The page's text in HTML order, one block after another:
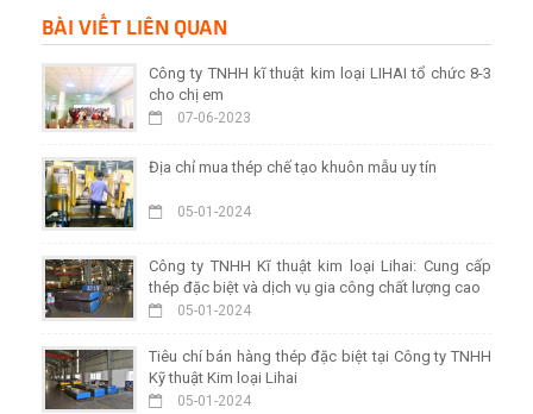
BÀI VIẾT LIÊN QUAN
Công ty TNHH kĩ thuật kim loại LIHAI tổ chức 8-3
cho chị em
07-06-2023
Địa chỉ mua thép chế tạo khuôn mẫu uy tín
05-01-2024
Công ty TNHH Kĩ thuật kim loại Lihai: Cung cấp
thép đặc biệt và dịch vụ gia công chất lượng cao
05-01-2024
Tiêu chí bán hàng thép đặc biệt tại Công ty TNHH
Kỹ thuật Kim loại Lihai
05-01-2024